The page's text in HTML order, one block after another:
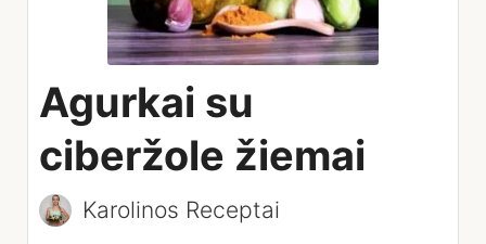
Agurkai su
ciberžole žiemai
Karolinos Receptai